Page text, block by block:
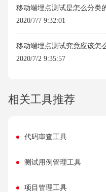
移动端埋点测试是怎么分类
2020/7/7 9:32:01
移动端埋点测试究竟应该怎
2020/7/2 9:35:57
相关工具推荐
代码审查工具
测试用例管理工具
项目管理工具